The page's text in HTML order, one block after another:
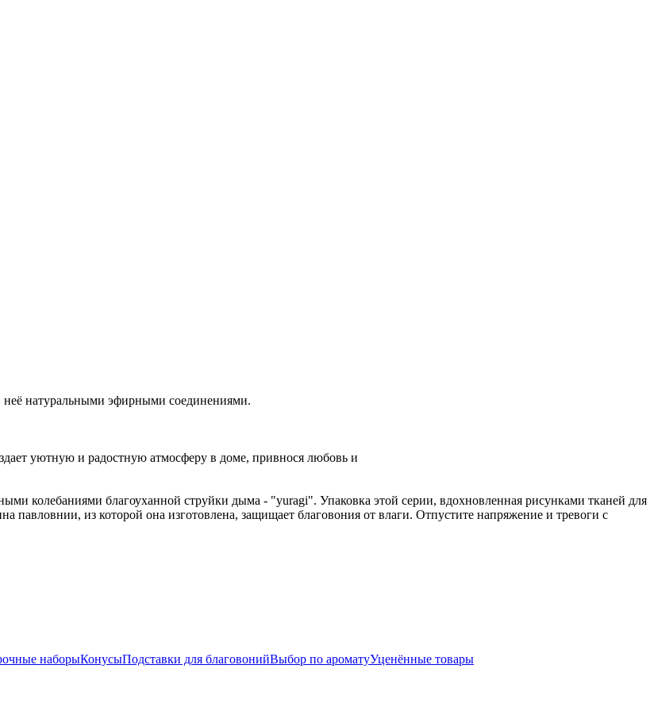
неё натуральными эфирными соединениями.
уютную и радостную атмосферу в доме, привнося любовь и
колебаниями благоуханной струйки дыма - "yuragi". Упаковка этой серии, вдохновленная рисунками тканей для
павловнии, из которой она изготовлена, защищает благовония от влаги. Отпустите напряжение и тревоги с
наборыКонусыПодставки для благовонийВыбор по ароматуУценённые товары